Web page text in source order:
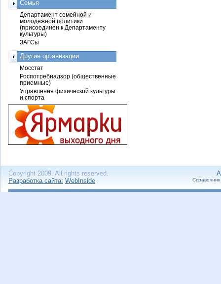
Семья
Департамент семейной и
молодежной политики
(присоединен к Департаменту
культуры)
ЗАГСы
Другие организации
Мосстат
Роспотребнадзор (общественные
приемные)
Управления физической культуры
и спорта
Copyright 2009. All rights reserved.
Разработка сайта: WebInside